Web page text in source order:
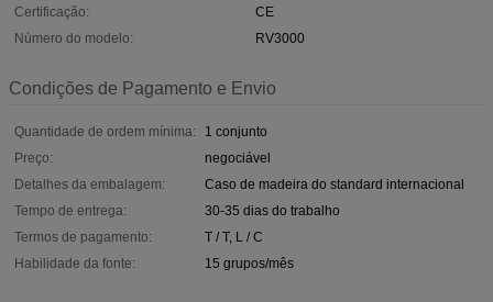
Certificação:
CE
Número do modelo:
RV3000
Condições de Pagamento e Envio
Quantidade de ordem mínima:
1 conjunto
Preço:
negociável
Detalhes da embalagem:
Caso de madeira do standard internacional
Tempo de entrega:
30-35 dias do trabalho
Termos de pagamento:
T / T, L / C
Habilidade da fonte:
15 grupos/mês